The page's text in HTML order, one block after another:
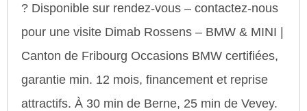
? Disponible sur rendez-vous – contactez-nous
pour une visite Dimab Rossens – BMW & MINI |
Canton de Fribourg Occasions BMW certifiées,
garantie min. 12 mois, financement et reprise
attractifs. À 30 min de Berne, 25 min de Vevey.